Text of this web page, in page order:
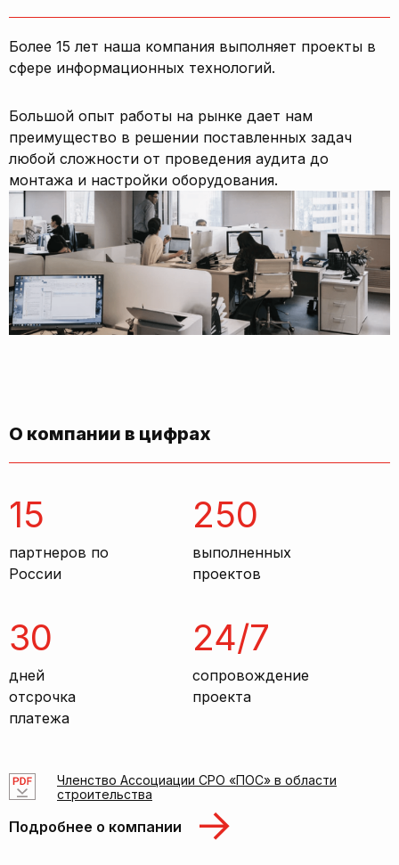
Более 15 лет наша компания выполняет проекты в
сфере информационных технологий.
Большой опыт работы на рынке дает нам
преимущество в решении поставленных задач
любой сложности от проведения аудита до
монтажа и настройки оборудования.
О компании в цифрах
15
партнеров по
России
250
выполненных
проектов
30
дней
отсрочка
платежа
24/7
сопровождение
проекта
Членство Ассоциации СРО «ПОС» в области
строительства
Подробнее о компании